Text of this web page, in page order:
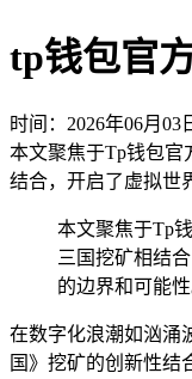
tp钱包官
时间：2026年06月03
本文聚焦于Tp钱包官
结合，开启了虚拟世
本文聚焦于Tp
三国挖矿相结
的边界和可能性
在数字化浪潮如汹涌
国》挖矿的创新性结